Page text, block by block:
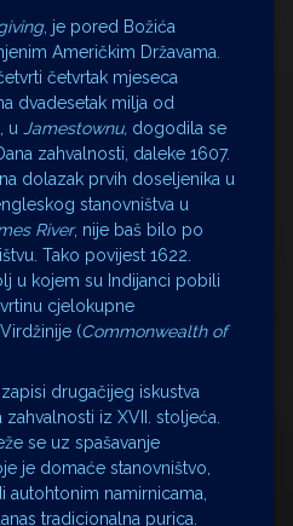
, je pored Božića
Američkim Državama.
četvrtak mjeseca
dvadesetak milja od
u Jamestownu, dogodila se
zahvalnosti, daleke 1607.
dolazak prvih doseljenika u
stanovništva u
River, nije baš bilo po
Tako povijest 1622.
u kojem su Indijanci pobili
cjelokupne
(Commonwealth of
drugačijeg iskustva
iz XVII. stoljeća.
se uz spašavanje
je domaće stanovništvo,
autohtonim namirnicama,
tradicionalna purica.